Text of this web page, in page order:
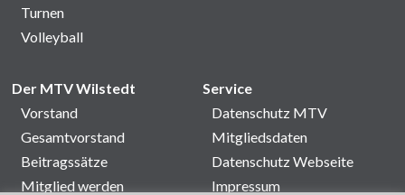
Turnen
Volleyball
Der MTV Wilstedt
Vorstand
Gesamtvorstand
Beitragssätze
Mitglied werden
Service
Datenschutz MTV
Mitgliedsdaten
Datenschutz Webseite
Impressum